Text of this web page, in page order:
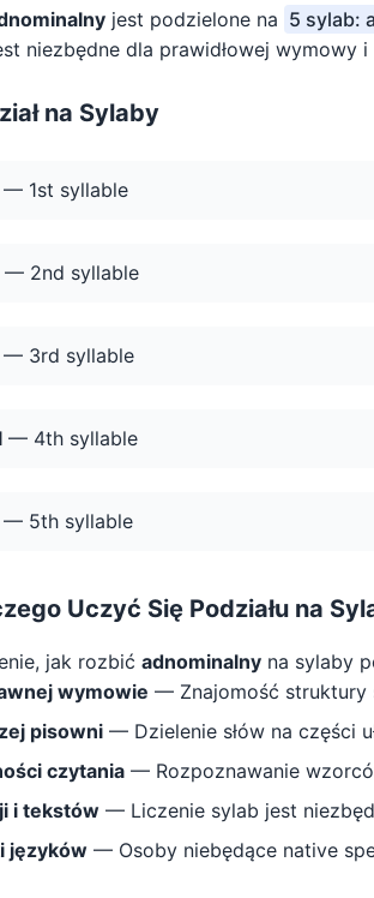
jest podzielone na 5 sylab:
niezbędne dla prawidłowej wymowy i
na Sylaby
— 1st syllable
— 2nd syllable
— 3rd syllable
— 4th syllable
— 5th syllable
Uczyć Się Podziału na
jak rozbić adnominalny na sylaby
wymowie — Znajomość struktury
pisowni — Dzielenie słów na części
czytania — Rozpoznawanie
i tekstów — Liczenie sylab jest
języków — Osoby niebędące native